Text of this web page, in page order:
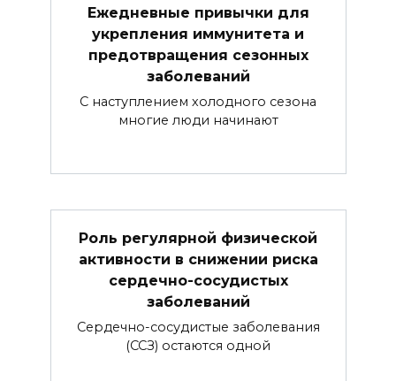
Ежедневные привычки для
укрепления иммунитета и
предотвращения сезонных
заболеваний
С наступлением холодного сезона
многие люди начинают
Роль регулярной физической
активности в снижении риска
сердечно-сосудистых
заболеваний
Сердечно-сосудистые заболевания
(ССЗ) остаются одной